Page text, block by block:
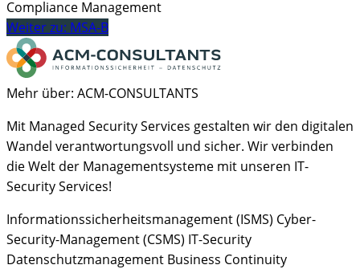
Compliance Management
Weiter zu: MSA-B
Mehr über: ACM-CONSULTANTS
Mit Managed Security Services gestalten wir den digitalen
Wandel verantwortungsvoll und sicher. Wir verbinden
die Welt der Managementsysteme mit unseren IT-
Security Services!
Informationssicherheitsmanagement (ISMS) Cyber-
Security-Management (CSMS) IT-Security
Datenschutzmanagement Business Continuity